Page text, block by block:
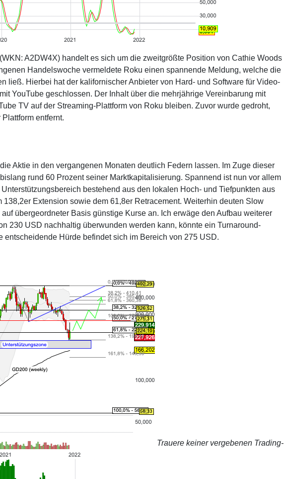
A2DW4X) handelt es sich um die zweitgrößte Position von Cathie Woods
Handelswoche vermeldete Roku einen spannende Meldung, welche die
ließ. Hierbei hat der kalifornischer Anbieter von Hard- und Software für Video-
YouTube geschlossen. Der Inhalt über die mehrjährige Vereinbarung mit
TV auf der Streaming-Plattform von Roku bleiben. Zuvor wurde gedroht,
entfernt.
Aktie in den vergangenen Monaten deutlich Federn lassen. Im Zuge dieser
rund 60 Prozent seiner Marktkapitalisierung. Spannend ist nun vor allem
bestehend aus den lokalen Hoch- und Tiefpunkten aus
Extension sowie dem 61,8er Retracement. Weiterhin deuten Slow
übergeordneter Basis günstige Kurse an. Ich erwäge den Aufbau weiterer
230 USD nachhaltig überwunden werden kann, könnte ein Turnaround-
entscheidende Hürde befindet sich im Bereich von 275 USD.
Trauere keiner vergebenen Trading-